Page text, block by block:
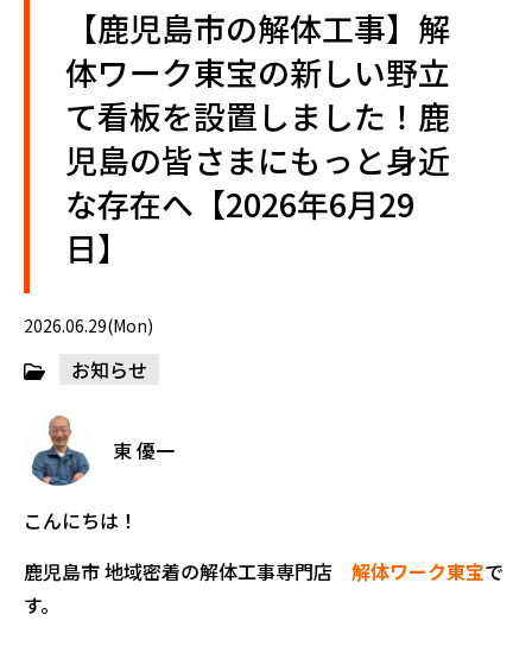
【鹿児島市の解体工事】解
体ワーク東宝の新しい野立
て看板を設置しました！鹿
児島の皆さまにもっと身近
な存在へ【2026年6月29
日】
2026.06.29(Mon)
お知らせ
東 優一
こんにちは！
鹿児島市 地域密着の解体工事専門店 解体ワーク東宝で
す。